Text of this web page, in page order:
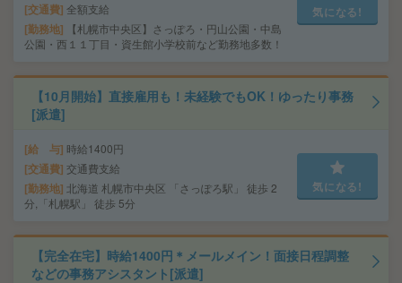
交通費 全額支給
勤務地
【札幌市中央区】さっぽろ・円山公園・中島
公園・西１１丁目・資生館小学校前など勤務地多数！
気になる!
【10月開始】直接雇用も！未経験でもOK！ゆったり事務
[派遣]
給 与 時給1400円
交通費 交通費支給
勤務地 北海道 札幌市中央区 「さっぽろ駅」 徒歩 2
分,「札幌駅」 徒歩 5分
気になる!
【完全在宅】時給1400円＊メールメイン！面接日程調整
などの事務アシスタント[派遣]